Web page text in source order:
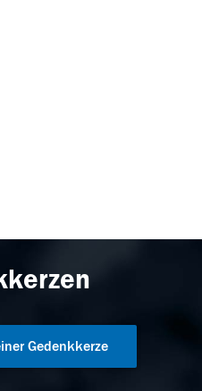
Gedenkkerze